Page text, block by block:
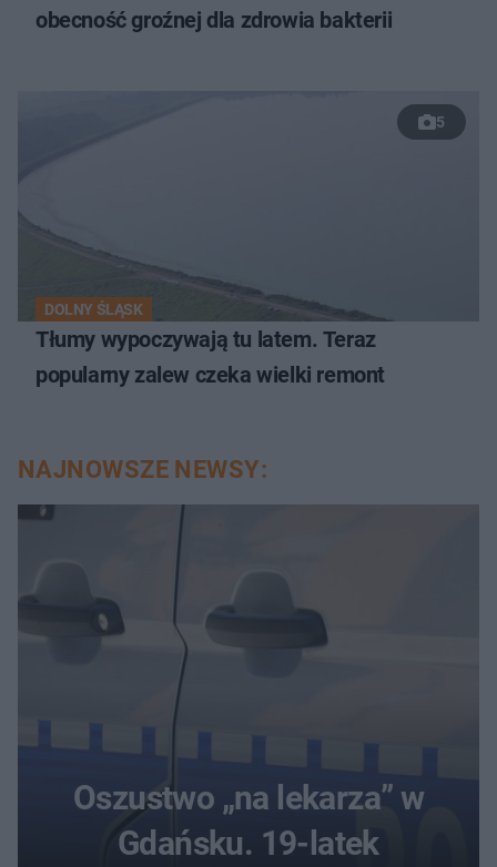
obecność groźnej dla zdrowia bakterii
5
DOLNY ŚLĄSK
Tłumy wypoczywają tu latem. Teraz
popularny zalew czeka wielki remont
NAJNOWSZE NEWSY:
Oszustwo „na lekarza” w
Gdańsku. 19-latek